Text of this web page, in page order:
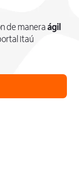
de manera ágil
Itaú